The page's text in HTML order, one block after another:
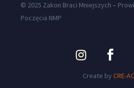
© 2025 Zakon Braci Mniejszych –
Poczęcia NMP
Create by CRE-